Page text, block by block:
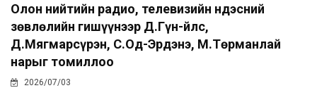
Олон нийтийн радио, телевизийн Үндэсний
зөвлөлийн гишүүнээр Д.Гүн-Үйлс,
Д.Мягмарсүрэн, С.Од-Эрдэнэ, М.Төрманлай
нарыг томиллоо
2026/07/03